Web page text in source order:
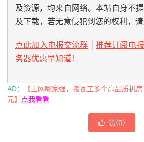
及资源，均来自网络。本站自身不
及下载，若无意侵犯到您的权利，请
点此加入电报交流群
推荐订阅电
务器优惠早知道！
AD：
【上网哪家强，搬瓦工多个高品质机
元】
点我看看
 赞(0)